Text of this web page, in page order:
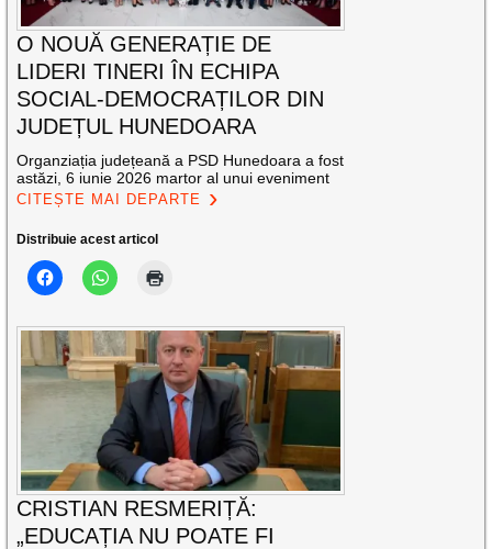
O NOUĂ GENERAȚIE DE
LIDERI TINERI ÎN ECHIPA
SOCIAL-DEMOCRAȚILOR DIN
JUDEȚUL HUNEDOARA
Organziația județeană a PSD Hunedoara a fost
astăzi, 6 iunie 2026 martor al unui eveniment
CITEȘTE MAI DEPARTE
Distribuie acest articol
CRISTIAN RESMERIȚĂ:
„EDUCAȚIA NU POATE FI